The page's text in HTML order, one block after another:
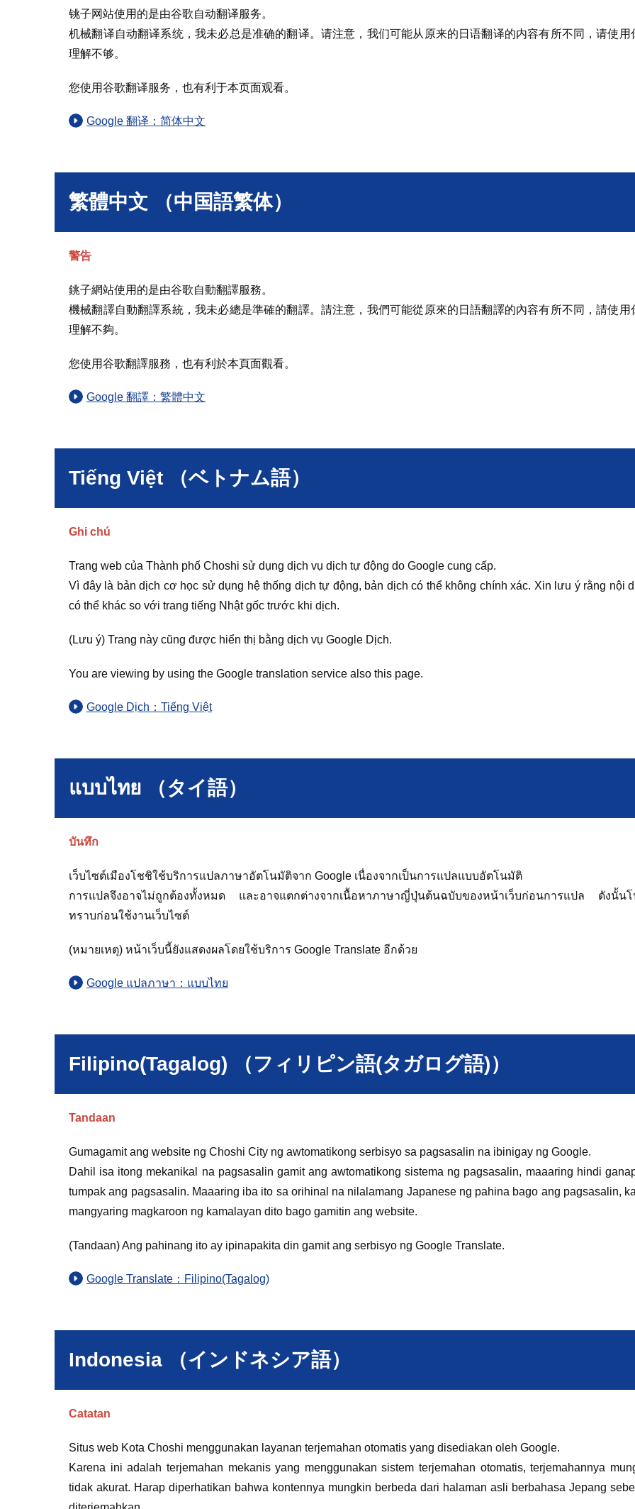
铫子网站使用的是由谷歌自动翻译服务。
机械翻译自动翻译系统，我未必总是准确的翻译。请注意，我们可能从原来的日语翻译的内容有所不同，请使用
理解不够。
您使用谷歌翻译服务，也有利于本页面观看。
Google 翻译：简体中文
繁體中文 （中国語繁体）
警告
銚子網站使用的是由谷歌自動翻譯服務。
機械翻譯自動翻譯系統，我未必總是準確的翻譯。請注意，我們可能從原來的日語翻譯的內容有所不同，請使用
理解不夠。
您使用谷歌翻譯服務，也有利於本頁面觀看。
Google 翻譯：繁體中文
Tiếng Việt （ベトナム語）
Ghi chú
Trang web của Thành phố Choshi sử dụng dịch vụ dịch tự động do Google cung cấp.
Vì đây là bản dịch cơ học sử dụng hệ thống dịch tự động, bản dịch có thể không chính xác. Xin lưu ý rằng nội
có thể khác so với trang tiếng Nhật gốc trước khi dịch.
(Lưu ý) Trang này cũng được hiển thị bằng dịch vụ Google Dịch.
You are viewing by using the Google translation service also this page.
Google Dịch：Tiếng Việt
แบบไทย （タイ語）
บันทึก
เว็บไซต์เมืองโชชิใช้บริการแปลภาษาอัตโนมัติจาก Google เนื่องจากเป็นการแปลแบบอัตโนมัติ
การแปลจึงอาจไม่ถูกต้องทั้งหมด และอาจแตกต่างจากเนื้อหาภาษาญี่ปุ่นต้นฉบับของหน้าเว็บก่อนการแปล ดังนั้นโ
ทราบก่อนใช้งานเว็บไซต์
(หมายเหตุ) หน้าเว็บนี้ยังแสดงผลโดยใช้บริการ Google Translate อีกด้วย
Google แปลภาษา：แบบไทย
Filipino(Tagalog) （フィリピン語(タガログ語)）
Tandaan
Gumagamit ang website ng Choshi City ng awtomatikong serbisyo sa pagsasalin na ibinigay ng Google.
Dahil isa itong mekanikal na pagsasalin gamit ang awtomatikong sistema ng pagsasalin, maaaring hindi
tumpak ang pagsasalin. Maaaring iba ito sa orihinal na nilalamang Japanese ng pahina bago ang pagsasalin,
mangyaring magkaroon ng kamalayan dito bago gamitin ang website.
(Tandaan) Ang pahinang ito ay ipinapakita din gamit ang serbisyo ng Google Translate.
Google Translate：Filipino(Tagalog)
Indonesia （インドネシア語）
Catatan
Situs web Kota Choshi menggunakan layanan terjemahan otomatis yang disediakan oleh Google.
Karena ini adalah terjemahan mekanis yang menggunakan sistem terjemahan otomatis, terjemahannya
tidak akurat. Harap diperhatikan bahwa kontennya mungkin berbeda dari halaman asli berbahasa Jepang